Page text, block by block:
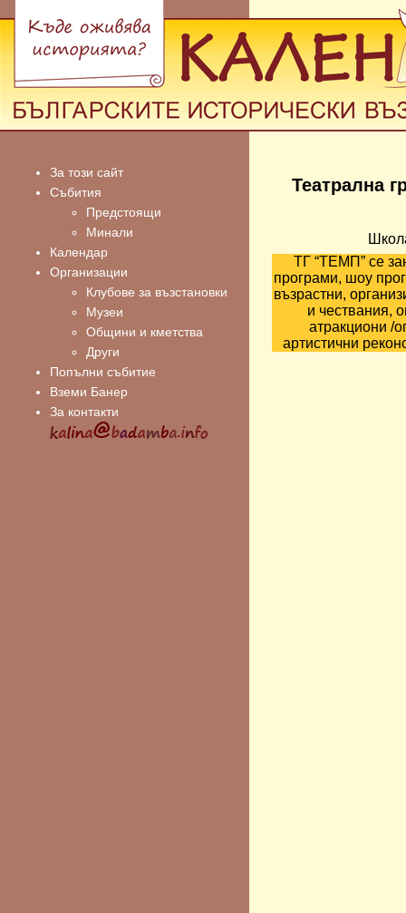
За този сайт
Събития
Предстоящи
Минали
Календар
Организации
Клубове за възстановки
Музеи
Общини и кметства
Други
Попълни събитие
Вземи Банер
За контакти
Театрална
ТГ “ТЕМП” се
програми, шоу
възрастни,
и чествания,
атракциони /
артистични